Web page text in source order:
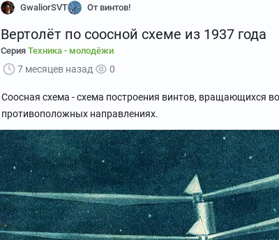
GwaliorSVT От винтов!
Вертолёт по соосной схеме из 1937 года
Серия Техника - молодёжи
7 месяцев назад 0
Соосная схема - схема построения винтов, вращающихся
противоположных направлениях.